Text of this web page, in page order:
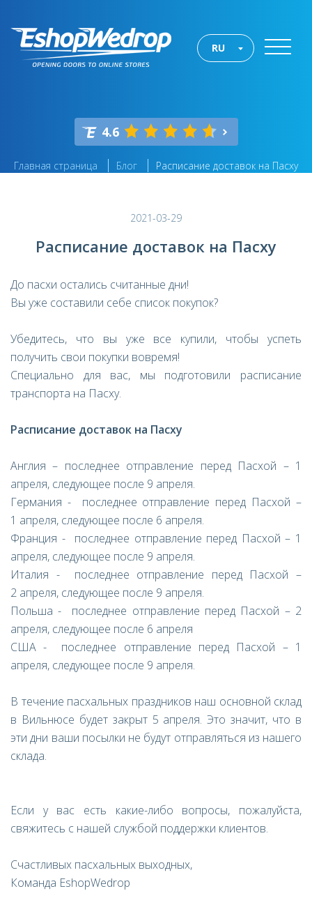
RU
4.6
Главная страница Блог Расписание доставок на Пасху
2021-03-29
Расписание доставок на Пасху
До пасхи остались считанные дни!
Вы уже составили себе список покупок?
Убедитесь, что вы уже все купили, чтобы успеть
получить свои покупки вовремя!
Специально для вас, мы подготовили расписание
транспорта на Пасху.
Расписание доставок на Пасху
Англия – последнее отправление перед Пасхой – 1
апреля, следующее после 9 апреля.
Германия - последнее отправление перед Пасхой –
1 апреля, следующее после 6 апреля.
Франция - последнее отправление перед Пасхой – 1
апреля, следующее после 9 апреля.
Италия - последнее отправление перед Пасхой –
2 апреля, следующее после 9 апреля.
Польша - последнее отправление перед Пасхой – 2
апреля, следующее после 6 апреля
США - последнее отправление перед Пасхой – 1
апреля, следующее после 9 апреля.
В течение пасхальных праздников наш основной склад
в Вильнюсе будет закрыт 5 апреля. Это значит, что в
эти дни ваши посылки не будут отправляться из нашего
склада.
Если у вас есть какие-либо вопросы, пожалуйста,
свяжитесь с нашей службой поддержки клиентов.
Счастливых пасхальных выходных,
Команда EshopWedrop